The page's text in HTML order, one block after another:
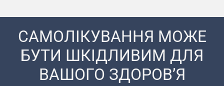
САМОЛІКУВАННЯ МОЖЕ
БУТИ ШКІДЛИВИМ ДЛЯ
ВАШОГО ЗДОРОВ’Я